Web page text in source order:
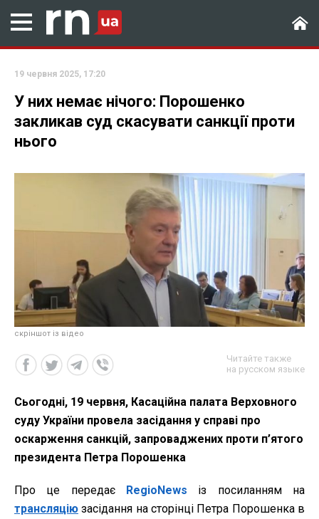
19 червня 2025, 17:20
У них немає нічого: Порошенко
закликав суд скасувати санкції проти
нього
скріншот із відео
Читайте также
на русском языке
Сьогодні, 19 червня, Касаційна палата Верховного
суду України провела засідання у справі про
оскарження санкцій, запроваджених проти п’ятого
президента Петра Порошенка
Про це передає RegioNews із посиланням на
трансляцію засідання на сторінці Петра Порошенка в